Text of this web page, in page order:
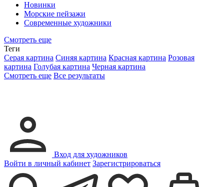
Новинки
Морские пейзажи
Современные художники
Смотреть еще
Теги
Серая картина Синяя картина Красная картина Розовая
картина Голубая картина Черная картина
Смотреть еще Все результаты
Вход для художников
Войти в личный кабинет Зарегистрироваться